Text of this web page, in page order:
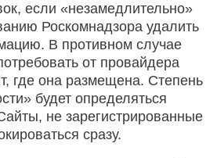
если «незамедлительно»
Роскомнадзора удалить
В противном случае
от провайдера
где она размещена. Степень
будет определяться
не зарегистрированные
сразу.